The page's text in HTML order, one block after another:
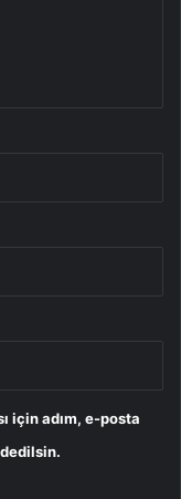
için adım, e-posta